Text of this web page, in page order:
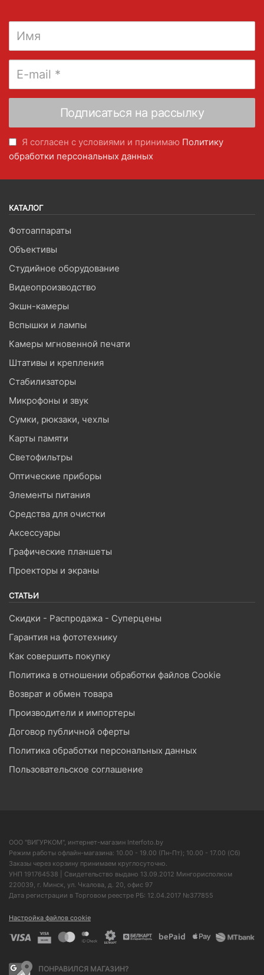
Я согласен с условиями и принимаю Политику
обработки персональных данных
КАТАЛОГ
Фотоаппараты
Объективы
Студийное оборудование
Видеопроизводство
Экшн-камеры
Вспышки и лампы
Камеры мгновенной печати
Штативы и крепления
Стабилизаторы
Микрофоны и звук
Сумки, рюкзаки, чехлы
Карты памяти
Светофильтры
Оптические приборы
Элементы питания
Средства для очистки
Аксессуары
Графические планшеты
Проекторы и экраны
СТАТЬИ
Скидки - Распродажа - Суперцены
Гарантия на фототехнику
Как совершить покупку
Политика в отношении обработки файлов Cookie
Возврат и обмен товара
Производители и импортеры
Договор публичной оферты
Политика обработки персональных данных
Пользовательское соглашение
ООО "ВИГУРКОМ", интернет-магазин Interfoto.by
Режим работы офлайн-магазина: 10.00 - 19.00 (Пн-Пт); 10.00 - 17.00 (Сб)
Заказы через корзину принимаем круглосуточно.
УНП 191764538 | Свидетельство выдано 13.09.2012 Мингорисполком
220039, г. Минск, ул. Чкалова, д. 20, офис 97
Дата регистрации в Торговом реестре РБ: 12.04.2017 №377855
Настройка файлов cookie
ПОНРАВИЛСЯ МАГАЗИН?